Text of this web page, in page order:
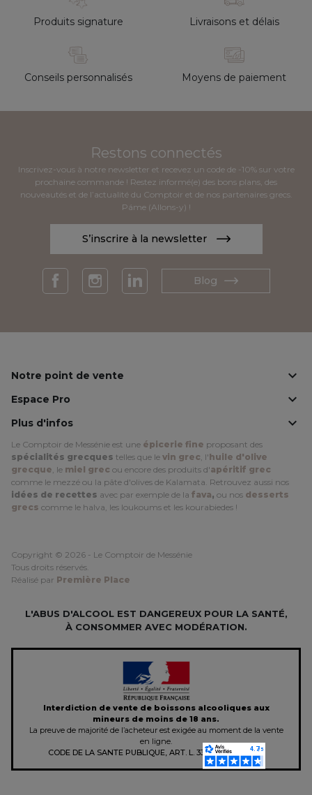
Produits signature Livraisons et délais
Conseils personnalisés Moyens de paiement
Restons connectés
Inscrivez-vous à notre newsletter et recevez un code de -10% sur votre
prochaine commande ! Restez informé(e) des bons plans, des
nouveautés et de l’actualité du Comptoir et de nos partenaires grecs.
Páme (Allons-y) !
S’inscrire à la newsletter
Blog
Notre point de vente 
Espace Pro 
Plus d'infos 
Le Comptoir de Messénie est une épicerie fine proposant des
spécialités grecques telles que le vin grec , l'huile d'olive
grecque , le miel grec ou encore des produits d'apéritif grec
comme le mezzé ou la pâte d'olives de Kalamata. Retrouvez aussi nos
idées de recettes avec par exemple de la fava, ou nos desserts
grecs comme le halva, les loukoums et les kourabiedes !
Copyright © 2026 - Le Comptoir de Messénie
Tous droits réservés.
Réalisé par Première Place
L'ABUS D'ALCOOL EST DANGEREUX POUR LA SANTÉ,
À CONSOMMER AVEC MODÉRATION.
Interdiction de vente de boissons alcooliques aux
mineurs de moins de 18 ans.
La preuve de majorité de l’acheteur est exigée au moment de la vente
en ligne.
CODE DE LA SANTE PUBLIQUE, ART. L. 3342-1 et L. 3353-3